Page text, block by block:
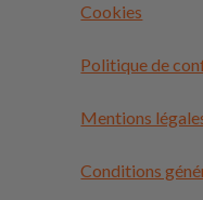
Cookies
Politique de
Mentions
Conditions